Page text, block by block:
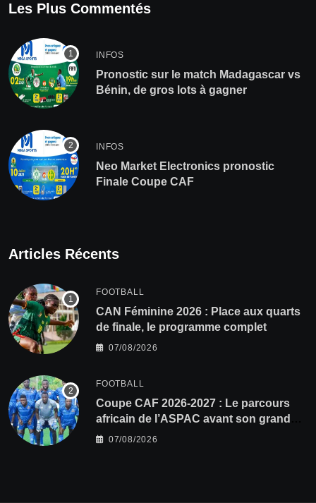
Les Plus Commentés
INFOS
Pronostic sur le match Madagascar vs
Bénin, de gros lots à gagner
INFOS
Neo Market Electronics pronostic
Finale Coupe CAF
Articles Récents
FOOTBALL
CAN Féminine 2026 : Place aux quarts
de finale, le programme complet
07/08/2026
FOOTBALL
Coupe CAF 2026-2027 : Le parcours
africain de l’ASPAC avant son grand
retour
07/08/2026